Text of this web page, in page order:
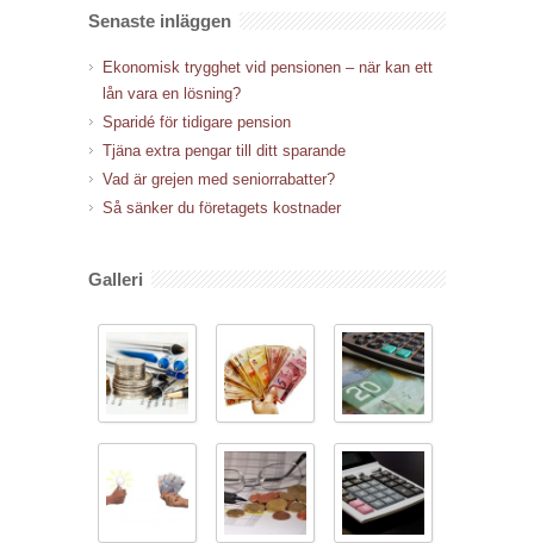
Senaste inläggen
Ekonomisk trygghet vid pensionen – när kan ett
lån vara en lösning?
Sparidé för tidigare pension
Tjäna extra pengar till ditt sparande
Vad är grejen med seniorrabatter?
Så sänker du företagets kostnader
Galleri